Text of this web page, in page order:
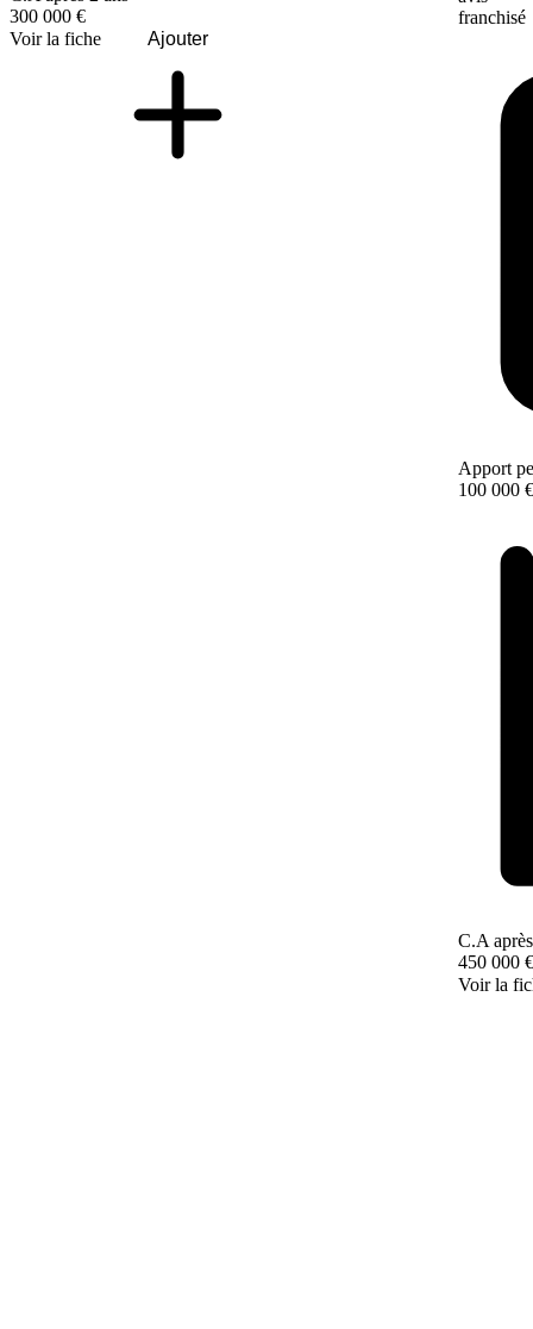
300 000 €
Voir la fiche
Ajouter
franchisé
Apport
100 000 €
C.A
450 000 €
Voir la